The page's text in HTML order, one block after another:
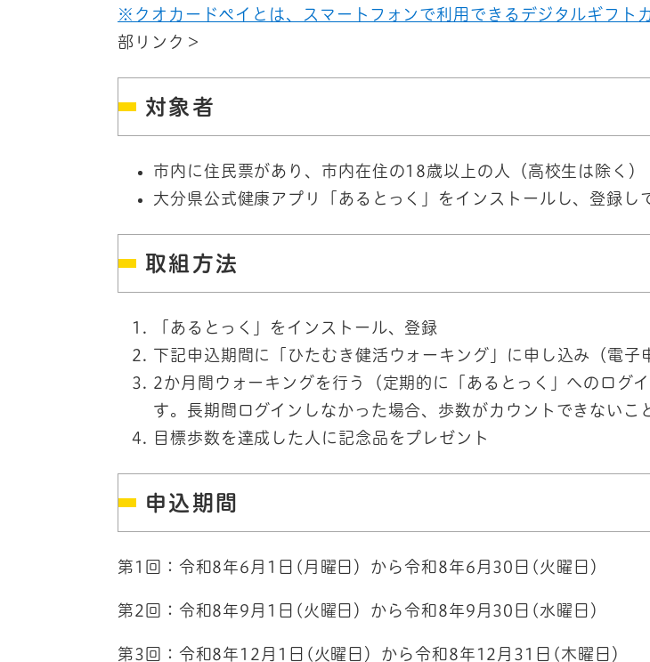
※クオカードペイとは、スマートフォンで利用できるデジタルギフト
部リンク＞
対象者
市内に住民票があり、市内在住の18歳以上の人（高校生は除く）
大分県公式健康アプリ「あるとっく」をインストールし、登録し
取組方法
「あるとっく」をインストール、登録
下記申込期間に「ひたむき健活ウォーキング」に申し込み（電子
2か月間ウォーキングを行う（定期的に「あるとっく」へのログ
す。長期間ログインしなかった場合、歩数がカウントできないこ
目標歩数を達成した人に記念品をプレゼント
申込期間
第1回：令和8年6月1日(月曜日）から令和8年6月30日(火曜日）
第2回：令和8年9月1日(火曜日）から令和8年9月30日(水曜日）
第3回：令和8年12月1日(火曜日）から令和8年12月31日(木曜日）